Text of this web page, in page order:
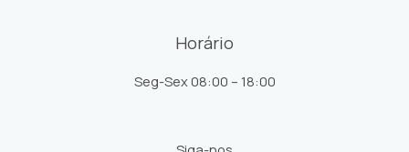
Horário
Seg-Sex 08:00 – 18:00